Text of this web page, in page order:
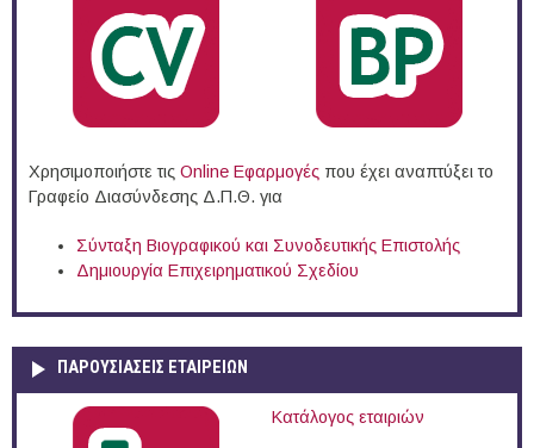
Χρησιμοποιήστε τις Online Eφαρμογές που έχει αναπτύξει το
Γραφείο Διασύνδεσης Δ.Π.Θ. για
Σύνταξη Βιογραφικού και Συνοδευτικής Επιστολής
Δημιουργία Επιχειρηματικού Σχεδίου
ΠΑΡΟΥΣΙΆΣΕΙΣ ΕΤΑΙΡΕΙΏΝ
Κατάλογος εταιριών